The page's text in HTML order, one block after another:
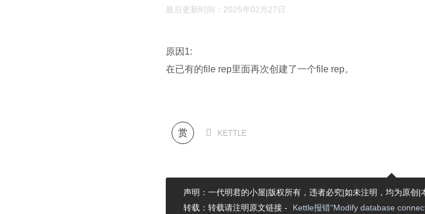
最后更新时间：2025年02月27日
原因1:
在已有的file rep里面再次创建了一个file rep。
赏  KETTLE
声明：一代明君的小屋|版权所有，违者必究|如未注明，均为原创|
转载：转载请注明原文链接 -
Kettle报错“Modify database